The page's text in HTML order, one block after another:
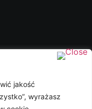
jakość
wyrażasz